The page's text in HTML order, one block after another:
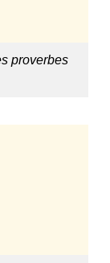
proverbes